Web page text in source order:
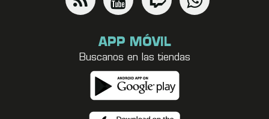
APP MÓVIL
Buscanos en las tiendas